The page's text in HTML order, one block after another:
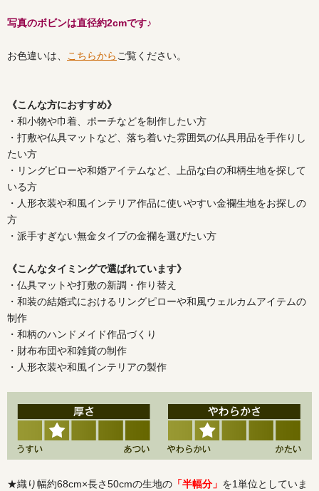
写真のボビンは直径約2cmです♪
お色違いは、 こちらから ご覧ください。
《こんな方におすすめ》
・和小物や巾着、ポーチなどを制作したい方
・打敷や仏具マットなど、落ち着いた雰囲気の仏具用品を手作りし
たい方
・リングピローや和婚アイテムなど、上品な白の和柄生地を探して
いる方
・人形衣装や和風インテリア作品に使いやすい金襴生地をお探しの
方
・派手すぎない無金タイプの金襴を選びたい方
《こんなタイミングで選ばれています》
・仏具マットや打敷の新調・作り替え
・和装の結婚式におけるリングピローや和風ウェルカムアイテムの
制作
・和柄のハンドメイド作品づくり
・財布布団や和雑貨の制作
・人形衣装や和風インテリアの製作
★織り幅約68cm×長さ50cmの生地の 「半幅分」 を1単位としていま